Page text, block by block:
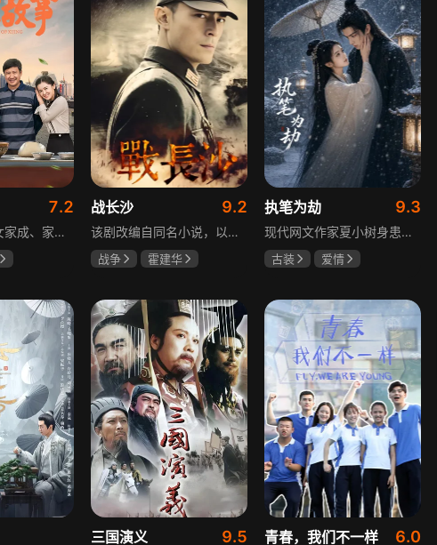
7.2
为支撑一双儿女家成、家秀的“求学大业”，一家之主罗天福携妻子慧娟进了西京城。在西京城里，罗天福见证了身边的小人物们在大城市的生存之难，自身也经历了种种艰辛：饼铺生意屡屡受挫，妻子慧娟不满他“固执守旧”的经营方式闹起分居，儿子家成无法适应从乡村到城市的生活状况不断离校出走，重重打击不断袭来，使他头一次对自己坚守多年的人生观和价值观产生怀疑。自己这样做究竟是对是错，城市是不是真的不适合他这种“坚持老一套”的人生存。女儿家秀的支持鼓励使罗天福重拾信心，那些曾经接受罗天福帮助的人也反过来帮助他，纠缠不清的矛盾随之一一化解。罗家人终于在西京这座大城扎下了根，向着美好的未来继续前行。该剧围绕农村家庭在城市的奋斗历程展开，展现了小人物的坚韧与善良，充满了励志色彩与现实关怀。
战长沙 9.2
该剧改编自同名小说，以中国近代史上著名的“长沙会战”为背景，借由长沙城一户普通胡姓人家在战争中的命运浮沉，展现战火的无情以及在日军铁蹄侵略下中华儿女奋起抗战的不屈精神。1938年10月日军攻陷武汉，长沙危在旦夕，城中茶园巷的胡家人在孙女婿薛君山的支持下，为最宠爱的龙凤胎湘湘和小满安排退路。薛君山先将湘湘介绍给留洋归来保卫长沙的顾清明，可惜二人一见面便势同水火，薛君山只好另选人家。湘湘订婚当日，蒋介石密令火烧长沙，因指挥失当酿成巨大灾难，繁华古城毁于一旦，很多人包括湘湘的未婚夫一家被活活烧死。焦土上，各地英雄儿女齐聚长沙，和湖南人民一起阻挡敌人铁蹄，胡家人也在劫难中演绎了一幕幕悲欢离合。
战争
霍建华
执笔为劫 9.3
现代网文作家夏小树身患绝症，临终前未能完成最后一部长篇小说，带着遗憾离世，却意外穿越进自己笔下的世界，成为书中的明月公主。夏小树步步为营，一次次改写危机。当夏小树耗尽预知，失去剧本掌控，她和萧景琰的命运急转直下。萧景琰被逼另娶他人，两人被迫私奔，却在曙光初现时遭遇追兵——夏小树中箭身亡，萧景琰抱着她痛不欲生。十年后，登基为帝的萧景琰在上元灯会上，遇见一个提着兔子灯的姑娘，与当年的明月一模一样……
古装
爱情
三国演义 9.5 青春，我们不一样 6.0